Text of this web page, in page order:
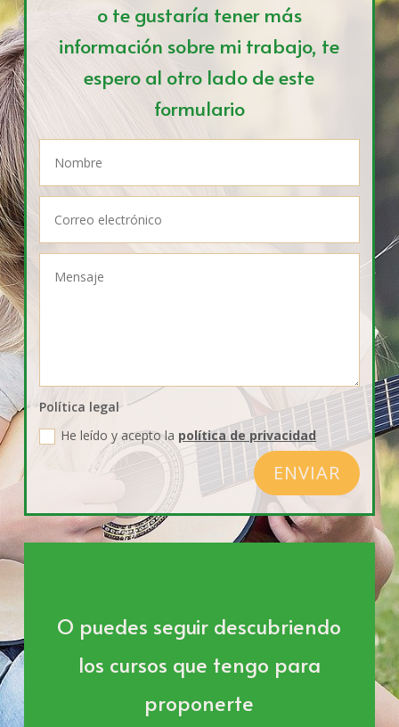
o te gustaría tener más
información sobre mi trabajo, te
espero al otro lado de este
formulario
Política legal
He leído y acepto la política de privacidad
ENVIAR
O puedes seguir descubriendo
los cursos que tengo para
proponerte